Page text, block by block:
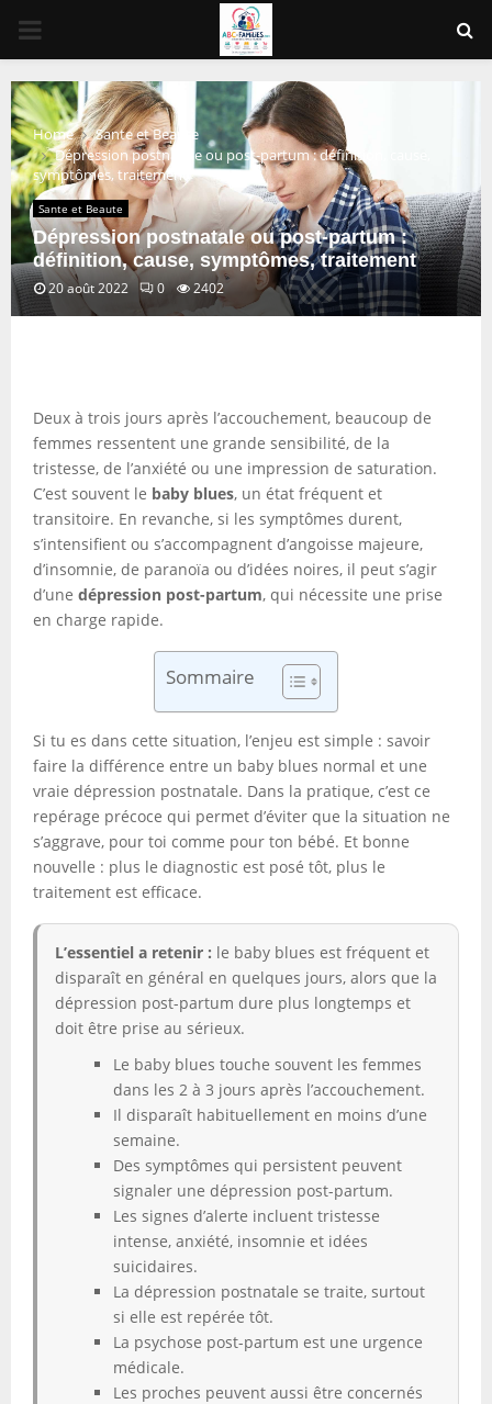
PRIMARY
MENU
Home
Sante et Beaute
Dépression postnatale ou post-partum : définition, cause,
symptômes, traitement
Sante et Beaute
Dépression postnatale ou post-partum :
définition, cause, symptômes, traitement
20 août 2022 0 2402
Deux à trois jours après l’accouchement, beaucoup de
femmes ressentent une grande sensibilité, de la
tristesse, de l’anxiété ou une impression de saturation.
C’est souvent le baby blues, un état fréquent et
transitoire. En revanche, si les symptômes durent,
s’intensifient ou s’accompagnent d’angoisse majeure,
d’insomnie, de paranoïa ou d’idées noires, il peut s’agir
d’une dépression post-partum, qui nécessite une prise
en charge rapide.
Sommaire
Si tu es dans cette situation, l’enjeu est simple : savoir
faire la différence entre un baby blues normal et une
vraie dépression postnatale. Dans la pratique, c’est ce
repérage précoce qui permet d’éviter que la situation ne
s’aggrave, pour toi comme pour ton bébé. Et bonne
nouvelle : plus le diagnostic est posé tôt, plus le
traitement est efficace.
L’essentiel a retenir : le baby blues est fréquent et
disparaît en général en quelques jours, alors que la
dépression post-partum dure plus longtemps et
doit être prise au sérieux.
Le baby blues touche souvent les femmes
dans les 2 à 3 jours après l’accouchement.
Il disparaît habituellement en moins d’une
semaine.
Des symptômes qui persistent peuvent
signaler une dépression post-partum.
Les signes d’alerte incluent tristesse
intense, anxiété, insomnie et idées
suicidaires.
La dépression postnatale se traite, surtout
si elle est repérée tôt.
La psychose post-partum est une urgence
médicale.
Les proches peuvent aussi être concernés